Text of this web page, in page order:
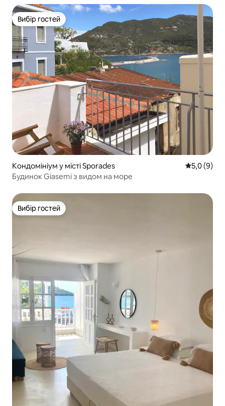
Вибір гостей
Вибір гостей
Кондомініум у місті Sporades Середня
5,0 (9)
Будинок Giasemi з видом на море
Вибір гостей
Вибір гостей